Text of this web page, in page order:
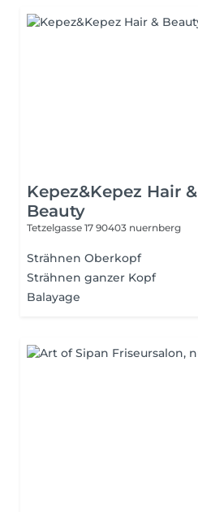
Kepez&Kepez Hair &
Beauty
Tetzelgasse 17 90403 nuernberg
Strähnen Oberkopf
Strähnen ganzer Kopf
Balayage